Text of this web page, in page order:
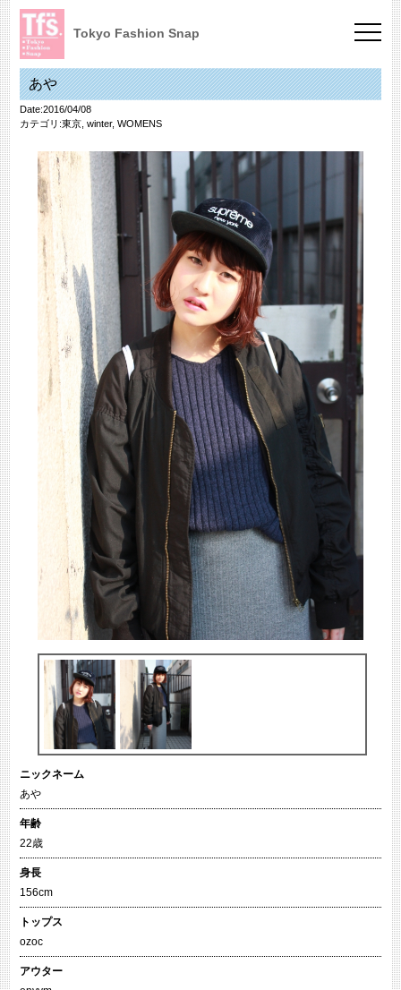
Tokyo Fashion Snap
あや
Date:2016/04/08
カテゴリ:東京, winter, WOMENS
ニックネーム
あや
年齢
22歳
身長
156cm
トップス
ozoc
アウター